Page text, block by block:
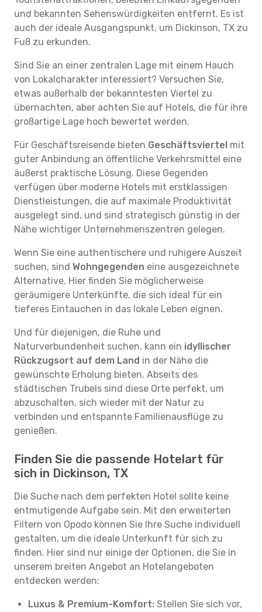
und bekannten Sehenswürdigkeiten entfernt. Es ist
auch der ideale Ausgangspunkt, um Dickinson, TX zu
Fuß zu erkunden.
Sind Sie an einer zentralen Lage mit einem Hauch
von Lokalcharakter interessiert? Versuchen Sie,
etwas außerhalb der bekanntesten Viertel zu
übernachten, aber achten Sie auf Hotels, die für ihre
großartige Lage hoch bewertet werden.
Für Geschäftsreisende bieten Geschäftsviertel mit
guter Anbindung an öffentliche Verkehrsmittel eine
äußerst praktische Lösung. Diese Gegenden
verfügen über moderne Hotels mit erstklassigen
Dienstleistungen, die auf maximale Produktivität
ausgelegt sind, und sind strategisch günstig in der
Nähe wichtiger Unternehmenszentren gelegen.
Wenn Sie eine authentischere und ruhigere Auszeit
suchen, sind Wohngegenden eine ausgezeichnete
Alternative. Hier finden Sie möglicherweise
geräumigere Unterkünfte, die sich ideal für ein
tieferes Eintauchen in das lokale Leben eignen.
Und für diejenigen, die Ruhe und
Naturverbundenheit suchen, kann ein idyllischer
Rückzugsort auf dem Land in der Nähe die
gewünschte Erholung bieten. Abseits des
städtischen Trubels sind diese Orte perfekt, um
abzuschalten, sich wieder mit der Natur zu
verbinden und entspannte Familienausflüge zu
genießen.
Finden Sie die passende Hotelart für
sich in Dickinson, TX
Die Suche nach dem perfekten Hotel sollte keine
entmutigende Aufgabe sein. Mit den erweiterten
Filtern von Opodo können Sie Ihre Suche individuell
gestalten, um die ideale Unterkunft für sich zu
finden. Hier sind nur einige der Optionen, die Sie in
unserem breiten Angebot an Hotelangeboten
entdecken werden:
Luxus & Premium-Komfort: Stellen Sie sich vor,